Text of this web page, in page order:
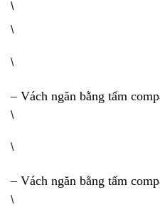
\
\
\
– Vách ngăn bằng tấm
\
\
– Vách ngăn bằng tấm
\